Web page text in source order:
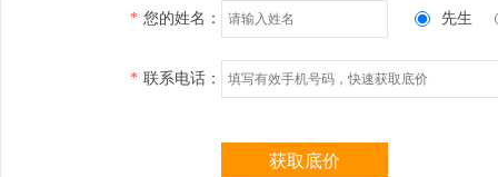
* 您的姓名： 先生
* 联系电话：
获取底价